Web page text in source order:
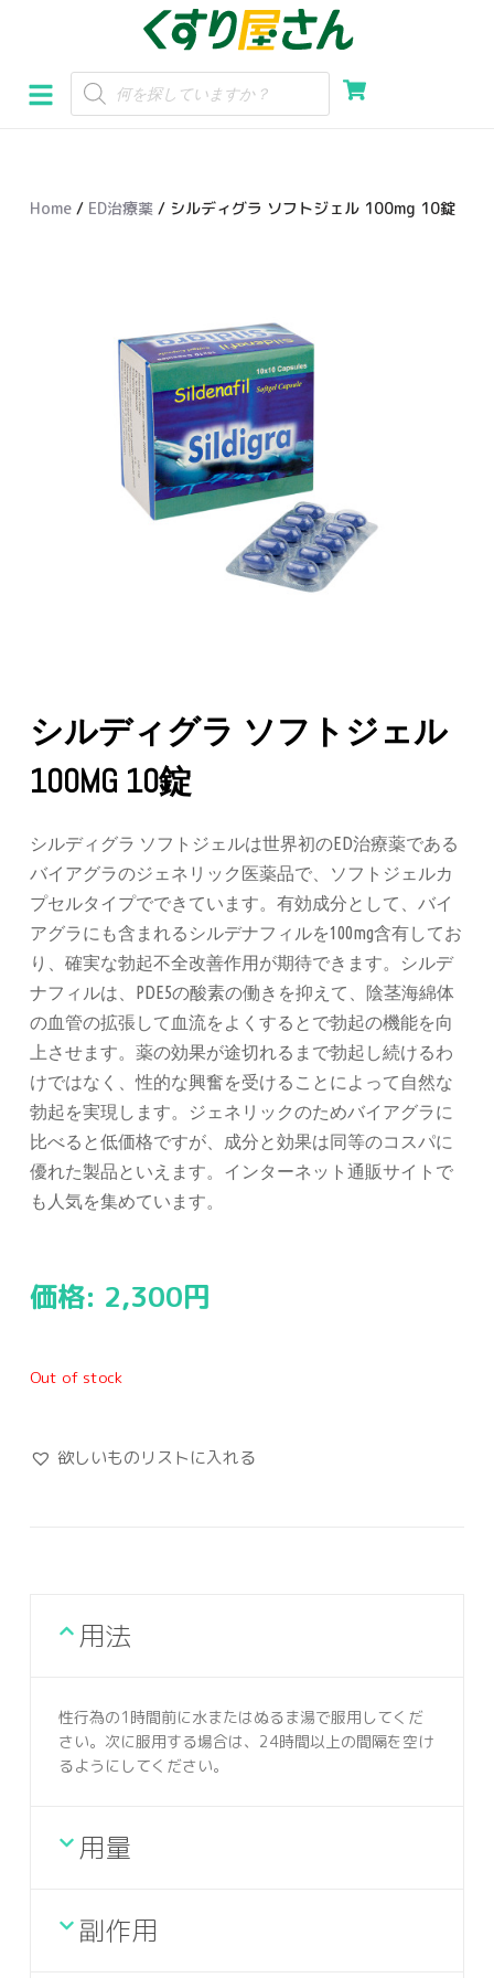
ン
テ
スHome / ED治療薬 / シルディグラ ソフトジェル 100mg 10錠
シルディグラ ソフトジェル
100MG 10錠
シルディグラ ソフトジェルは世界初のED治療薬である
バイアグラのジェネリック医薬品で、ソフトジェルカ
プセルタイプでできています。有効成分として、バイ
アグラにも含まれるシルデナフィルを100mg含有してお
り、確実な勃起不全改善作用が期待できます。シルデ
ナフィルは、PDE5の酸素の働きを抑えて、陰茎海綿体
の血管の拡張して血流をよくするとで勃起の機能を向
上させます。薬の効果が途切れるまで勃起し続けるわ
けではなく、性的な興奮を受けることによって自然な
勃起を実現します。ジェネリックのためバイアグラに
比べると低価格ですが、成分と効果は同等のコスパに
優れた製品といえます。インターネット通販サイトで
も人気を集めています。
価格: 2,300円
Out of stock
欲しいものリストに入れる
用法
性行為の1時間前に水またはぬるま湯で服用してくだ
さい。次に服用する場合は、24時間以上の間隔を空け
るようにしてください。
用量
副作用